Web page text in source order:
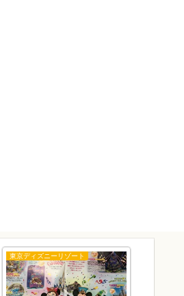
東京ディズニーリゾート